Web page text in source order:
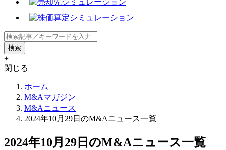
+
閉じる
ホーム
M&Aマガジン
M&Aニュース
2024年10月29日のM&Aニュース一覧
2024年10月29日のM&Aニュース一覧